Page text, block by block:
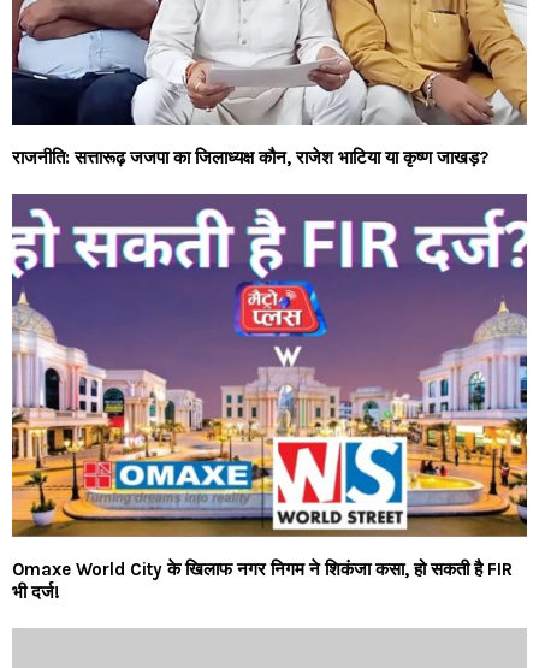
राजनीति: सत्तारूढ़ जजपा का जिलाध्यक्ष कौन, राजेश भाटिया या कृष्ण जाखड़?
Omaxe World City के खिलाफ नगर निगम ने शिकंजा कसा, हो सकती है FIR
भी दर्ज!